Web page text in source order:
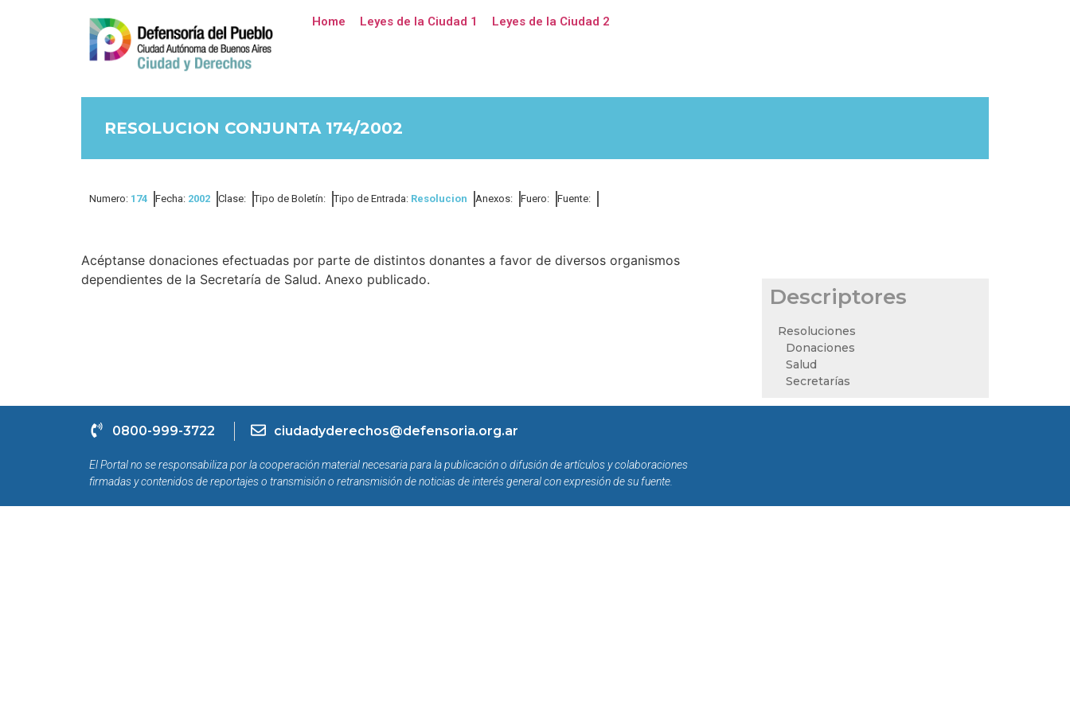
Home Leyes de la Ciudad 1 Leyes de la Ciudad 2
RESOLUCION CONJUNTA 174/2002
Numero: 174 Fecha: 2002 Clase: Tipo de Boletín: Tipo de Entrada: Resolucion Anexos: Fuero: Fuente:
Acéptanse donaciones efectuadas por parte de distintos donantes a favor de diversos organismos
dependientes de la Secretaría de Salud. Anexo publicado.
Descriptores
Resoluciones
Donaciones
Salud
Secretarías
0800-999-3722 ciudadyderechos@defensoria.org.ar
El Portal no se responsabiliza por la cooperación material necesaria para la publicación o difusión de artículos y colaboraciones
firmadas y contenidos de reportajes o transmisión o retransmisión de noticias de interés general con expresión de su fuente.